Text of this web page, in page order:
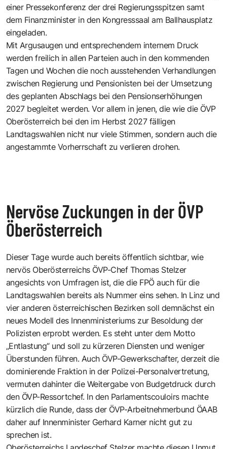
einer Pressekonferenz der drei Regierungsspitzen samt
dem Finanzminister in den Kongresssaal am Ballhausplatz
eingeladen.
Mit Argusaugen und entsprechendem internem Druck
werden freilich in allen Parteien auch in den kommenden
Tagen und Wochen die noch ausstehenden Verhandlungen
zwischen Regierung und Pensionisten bei der Umsetzung
des geplanten Abschlags bei den Pensionserhöhungen
2027 begleitet werden. Vor allem in jenen, die wie die ÖVP
Oberösterreich bei den im Herbst 2027 fälligen
Landtagswahlen nicht nur viele Stimmen, sondern auch die
angestammte Vorherrschaft zu verlieren drohen.
Nervöse Zuckungen in der ÖVP
Öberösterreich
Dieser Tage wurde auch bereits öffentlich sichtbar, wie
nervös Oberösterreichs ÖVP-Chef Thomas Stelzer
angesichts von Umfragen ist, die die FPÖ auch für die
Landtagswahlen bereits als Nummer eins sehen. In Linz und
vier anderen österreichischen Bezirken soll demnächst ein
neues Modell des Innenministeriums zur Besoldung der
Polizisten erprobt werden. Es steht unter dem Motto
„Entlastung“ und soll zu kürzeren Diensten und weniger
Überstunden führen. Auch ÖVP-Gewerkschafter, derzeit die
dominierende Fraktion in der Polizei-Personalvertretung,
vermuten dahinter die Weitergabe von Budgetdruck durch
den ÖVP-Ressortchef. In den Parlamentscouloirs machte
kürzlich die Runde, dass der ÖVP-Arbeitnehmerbund ÖAAB
daher auf Innenminister Gerhard Karner nicht gut zu
sprechen ist.